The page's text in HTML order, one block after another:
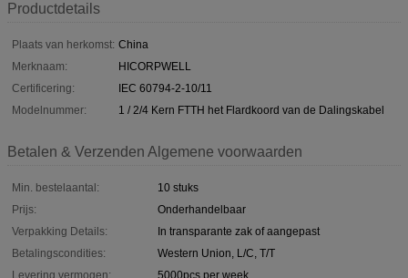
Productdetails
Plaats van herkomst: China
Merknaam:
HICORPWELL
Certificering:
IEC 60794-2-10/11
Modelnummer:
1 / 2/4 Kern FTTH het Flardkoord van de Dalingskabel
Betalen & Verzenden Algemene voorwaarden
Min. bestelaantal:
10 stuks
Prijs:
Onderhandelbaar
Verpakking Details:
In transparante zak of aangepast
Betalingscondities:
Western Union, L/C, T/T
Levering vermogen:
5000pcs per week